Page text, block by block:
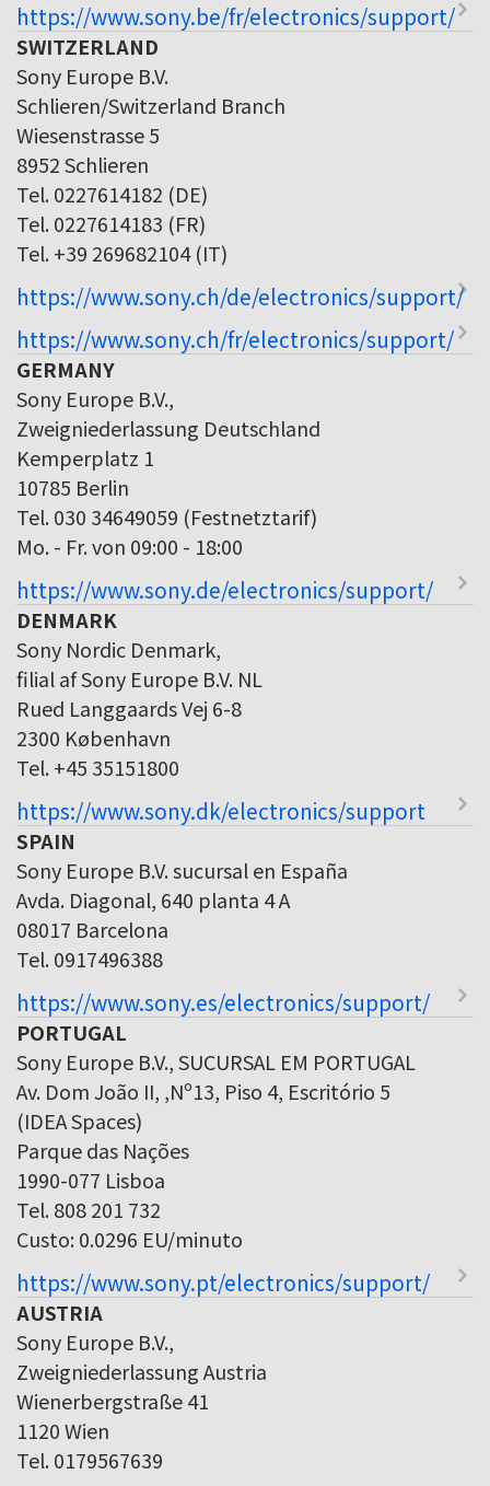
https://www.sony.be/fr/electronics/support/
SWITZERLAND
Sony Europe B.V.
Schlieren/Switzerland Branch
Wiesenstrasse 5
8952 Schlieren
Tel. 0227614182 (DE)
Tel. 0227614183 (FR)
Tel. +39 269682104 (IT)
https://www.sony.ch/de/electronics/support/
https://www.sony.ch/fr/electronics/support/
GERMANY
Sony Europe B.V.,
Zweigniederlassung Deutschland
Kemperplatz 1
10785 Berlin
Tel. 030 34649059 (Festnetztarif)
Mo. - Fr. von 09:00 - 18:00
https://www.sony.de/electronics/support/
DENMARK
Sony Nordic Denmark,
filial af Sony Europe B.V. NL
Rued Langgaards Vej 6-8
2300 København
Tel. +45 35151800
https://www.sony.dk/electronics/support
SPAIN
Sony Europe B.V. sucursal en España
Avda. Diagonal, 640 planta 4 A
08017 Barcelona
Tel. 0917496388
https://www.sony.es/electronics/support/
PORTUGAL
Sony Europe B.V., SUCURSAL EM PORTUGAL
Av. Dom João II, ,Nº13, Piso 4, Escritório 5
(IDEA Spaces)
Parque das Nações
1990-077 Lisboa
Tel. 808 201 732
Custo: 0.0296 EU/minuto
https://www.sony.pt/electronics/support/
AUSTRIA
Sony Europe B.V.,
Zweigniederlassung Austria
Wienerbergstraße 41
1120 Wien
Tel. 0179567639